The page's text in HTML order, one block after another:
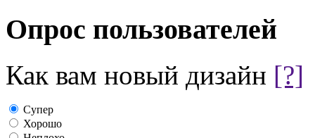
Опрос пользователей
Как вам новый дизайн [?]
Супер
Хорошо